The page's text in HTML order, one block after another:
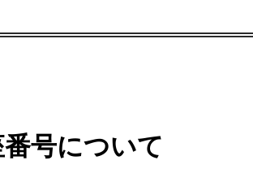
号について